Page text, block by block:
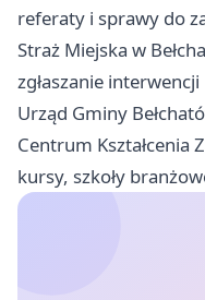
referaty i sprawy do
Straż Miejska w
zgłaszanie interwencji
Urząd Gminy
Centrum Kształcenia
kursy, szkoły